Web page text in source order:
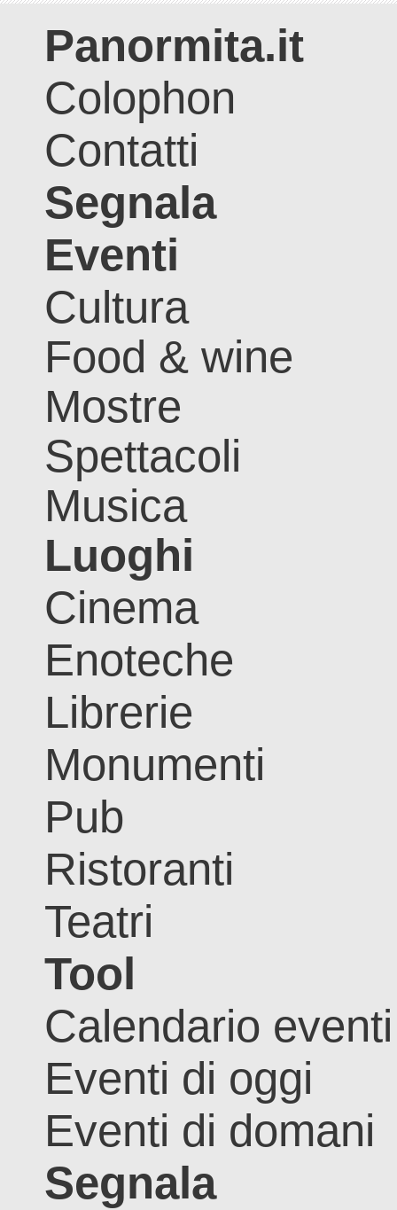
Panormita.it
Colophon
Contatti
Segnala
Eventi
Cultura
Food & wine
Mostre
Spettacoli
Musica
Luoghi
Cinema
Enoteche
Librerie
Monumenti
Pub
Ristoranti
Teatri
Tool
Calendario eventi
Eventi di oggi
Eventi di domani
Segnala